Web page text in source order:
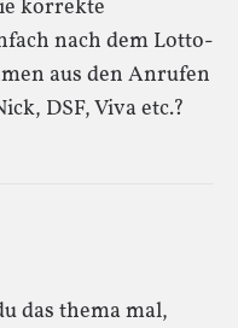
korrekte
nach dem Lotto-
aus den Anrufen
DSF, Viva etc.?
das thema mal,